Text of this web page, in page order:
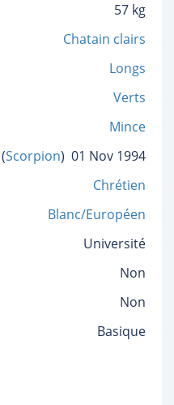
57 kg
Chatain clairs
Longs
Verts
Mince
(Scorpion) 01 Nov 1994
Chrétien
Blanc/Européen
Université
Non
Non
Basique